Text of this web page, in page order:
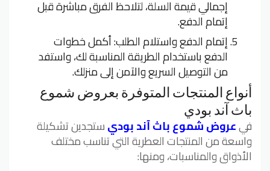
إجمالي قيمة السلة، لتلاحظ الفرق مباشرة قبل
إتمام الدفع.
إتمام الدفع واستلام الطلب: أكمل خطوات
الدفع باستخدام الطريقة المناسبة لك، واستفد
من التوصيل السريع والآمن إلى منزلك.
أنواع المنتجات المتوفرة بعروض شموع
باث آند بودي
فيعروض شموع باث آند بوديستجدين تشكيلة
واسعة من المنتجات العطرية التي تناسب مختلف
الأذواق والمناسبات، ومنها: